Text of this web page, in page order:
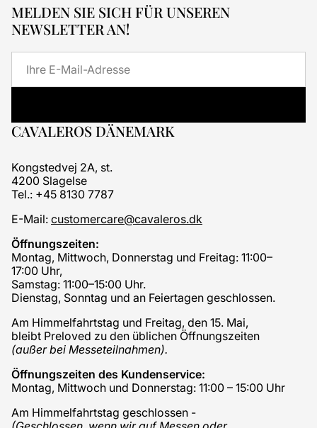
MELDEN SIE SICH FÜR UNSEREN
NEWSLETTER AN!
E-
Mail
CAVALEROS DÄNEMARK
Kongstedvej 2A, st.
4200 Slagelse
Tel.: +45 8130 7787
E-Mail: customercare@cavaleros.dk
Öffnungszeiten:
Montag, Mittwoch, Donnerstag und Freitag: 11:00–
17:00 Uhr,
Samstag: 11:00–15:00 Uhr.
Dienstag, Sonntag und an Feiertagen geschlossen.
Am Himmelfahrtstag und Freitag, den 15. Mai,
bleibt Preloved zu den üblichen Öffnungszeiten
(außer bei Messeteilnahmen).
Öffnungszeiten des Kundenservice:
Montag, Mittwoch und Donnerstag: 11:00 – 15:00 Uhr
Am Himmelfahrtstag geschlossen -